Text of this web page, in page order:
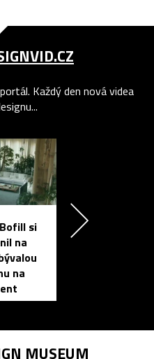
Každý den nová videa
si
na
na
MUSEUM